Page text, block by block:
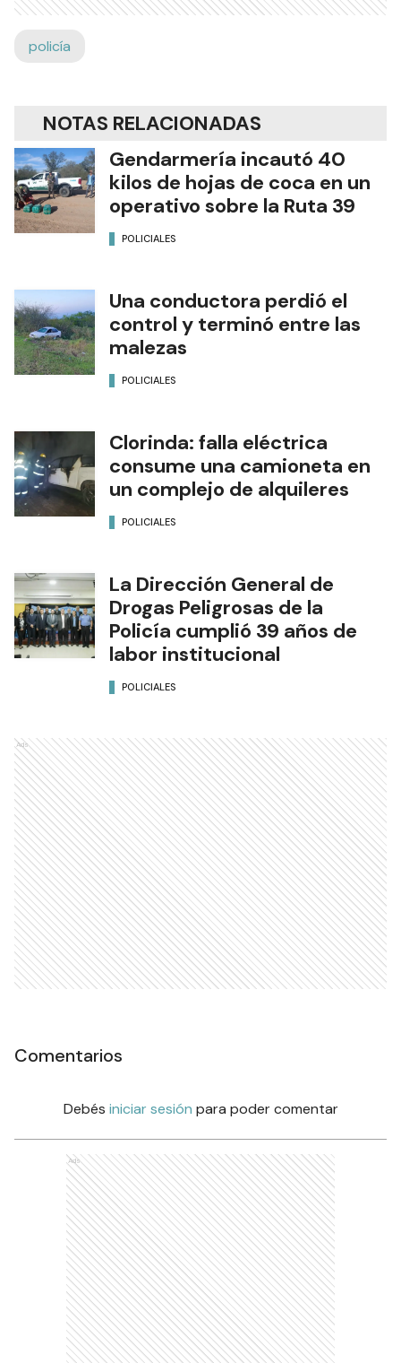
policía
NOTAS RELACIONADAS
Gendarmería incautó 40
kilos de hojas de coca en un
operativo sobre la Ruta 39
POLICIALES
Una conductora perdió el
control y terminó entre las
malezas
POLICIALES
Clorinda: falla eléctrica
consume una camioneta en
un complejo de alquileres
POLICIALES
La Dirección General de
Drogas Peligrosas de la
Policía cumplió 39 años de
labor institucional
POLICIALES
Ads
Comentarios
Debés iniciar sesión para poder comentar
Ads